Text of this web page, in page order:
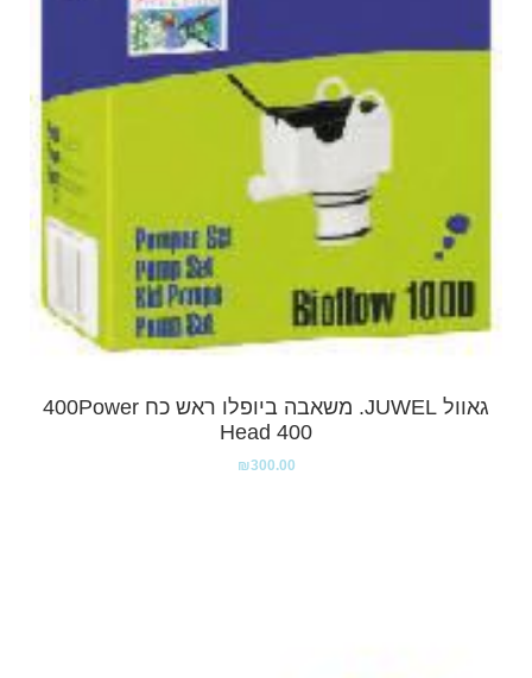
גאוול JUWEL. משאבה ביופלו ראש כח 400Power
Head 400
₪300.00